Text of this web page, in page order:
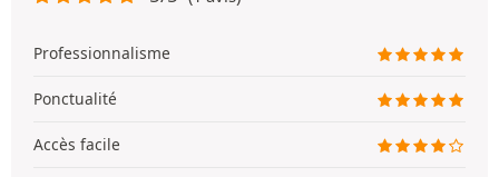
Professionnalisme
Ponctualité
Accès facile